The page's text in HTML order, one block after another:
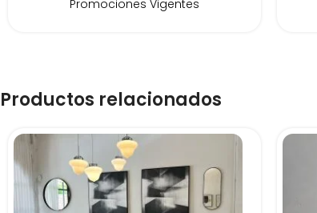
Promociones Vigentes
Productos relacionados